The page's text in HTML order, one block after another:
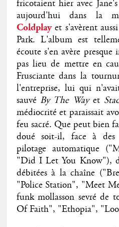
fricotaient hier avec
aujourd'hui dans la
Coldplayet s'avèrent
Park. L'album est
écoute s'en avère
pas lieu de mettre en
Frusciante dans la
l'entreprise, lui qui
sauvé By The Wayet
médiocrité et paraissait
feu sacré. Que peut bien
doué soit-il, face à des
pilotage automatique
"Did I Let You Know"),
débitées à la chaîne
"Police Station", "Meet
funk mollasson sevré de
Of Faith", "Ethopia",